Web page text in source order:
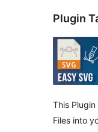
Plugin
This
Files into